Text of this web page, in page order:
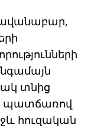
տնից
պատճառով
հուզական